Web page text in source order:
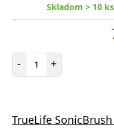
Skladom > 10 ks
- Počet položiek
+
TrueLife